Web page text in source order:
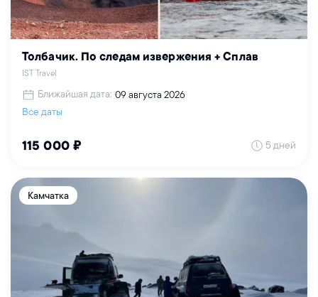
Толбачик. По следам извержения + Сплав
IST Travel
Ближайшая дата: 09 августа 2026
Все даты
115 000 ₽ 5 дней
Камчатка